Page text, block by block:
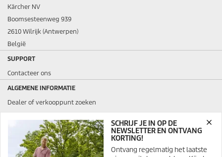
SCHRIJF JE IN OP DE
NEWSLETTER EN ONTVANG
KORTING!
Ontvang regelmatig het laatste
Kärcher NV
Boomsesteenweg 939
2610 Wilrijk (Antwerpen)
België
SUPPORT
Contacteer ons
ALGEMENE INFORMATIE
Dealer of verkooppunt zoeken
Veelgestelde vragen
Algemene voorwaarden verkoop en verhuur
JURIDISCH